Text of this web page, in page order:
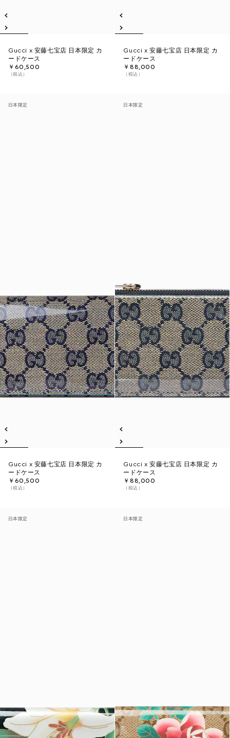
Gucci x 安藤七宝店 日本限定 カ
ードケース
￥60,500
（税込）
Gucci x 安藤七宝店 日本限定 カ
ードケース
￥88,000
（税込）
日本限定
Gucci x 安藤七宝店 日本限定 カ
ードケース
￥60,500
（税込）
日本限定
Gucci x 安藤七宝店 日本限定 カ
ードケース
￥88,000
（税込）
日本限定 日本限定